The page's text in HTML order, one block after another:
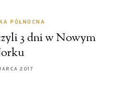
PÓŁNOCNA
3 dni w Nowym
2017